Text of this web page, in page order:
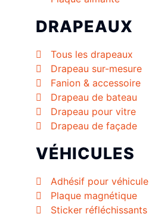
DRAPEAUX
Tous les drapeaux
Drapeau sur-mesure
Fanion & accessoire
Drapeau de bateau
Drapeau pour vitre
Drapeau de façade
VÉHICULES
Adhésif pour véhicule
Plaque magnétique
Sticker réfléchissants